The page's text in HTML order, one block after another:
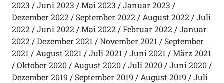
2023
Juni 2023 Mai 2023
Januar 2023
Dezember 2022
September 2022 August 2022
Juli
2022
Juni 2022 Mai 2022 Februar 2022
Januar
2022
Dezember 2021 November 2021
September
2021
August 2021 Juli 2021 Juni 2021
März 2021
Oktober 2020
August 2020 Juli 2020
Juni 2020
Dezember 2019
September 2019 August 2019
Juli